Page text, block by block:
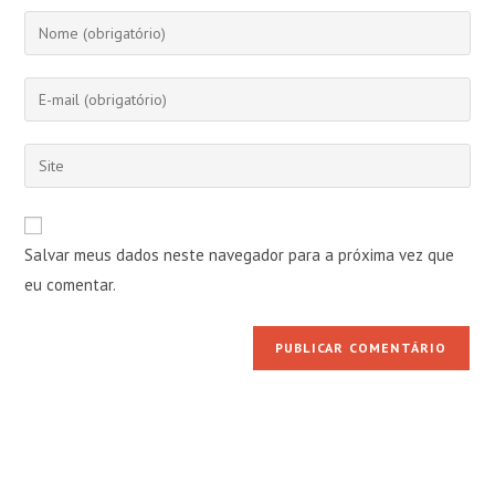
Digite
seu
nome
ou
de
usuário
para
comentar
Digite
seu
endereço
de
para
comentar
Digite
o
do
seu
site
Salvar meus dados neste navegador para a próxima vez que
eu comentar.